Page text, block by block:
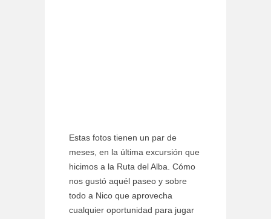
Estas fotos tienen un par de
meses, en la última excursión que
hicimos a la Ruta del Alba. Cómo
nos gustó aquél paseo y sobre
todo a Nico que aprovecha
cualquier oportunidad para jugar